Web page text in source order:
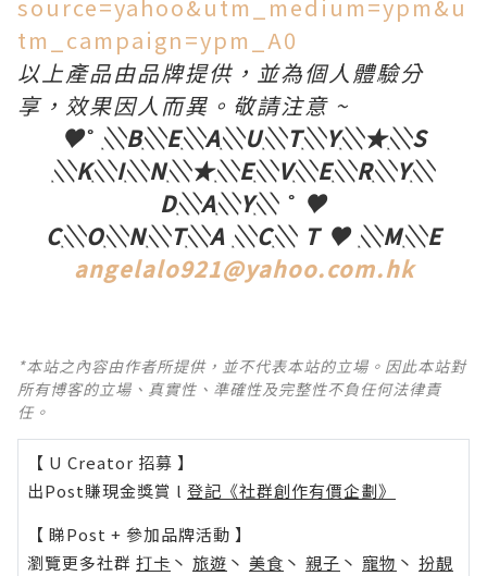
source=yahoo&utm_medium=ypm&u
tm_campaign=ypm_A0
以上產品由品牌提供，並為個人體驗分
享，效果因人而異。敬請注意 ~
♥˚ ░B░E░A░U░T░Y░★░S
░K░I░N░★░E░V░E░R░Y░
D░A░Y░ ˚ ♥
C░O░N░T░A░C░T ♥ ░M░E
angelalo921@yahoo.com.hk
*本站之內容由作者所提供，並不代表本站的立場。因此本站對
所有博客的立場、真實性、準確性及完整性不負任何法律責
任。
【 U Creator 招募 】
出Post賺現金獎賞 l 登記《社群創作有價企劃》
【 睇Post + 參加品牌活動 】
瀏覽更多社群 打卡 丶 旅遊 丶 美食 丶 親子 丶 寵物 丶 扮靚